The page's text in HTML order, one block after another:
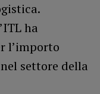
ha
l’importo
settore della